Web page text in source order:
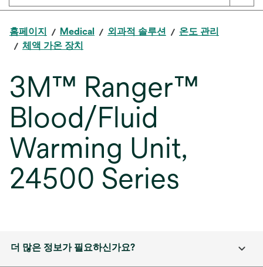
홈페이지 Medical 외과적 솔루션
온도 관리
체액 가온 장치
3M™ Ranger™
Blood/Fluid
Warming Unit,
24500 Series
더 많은 정보가 필요하신가요?